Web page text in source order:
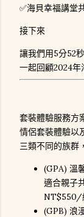
✅海貝幸福講堂
接下來
讓我們用5分52
一起回顧2024年
套裝體驗服務方
情侶套裝體驗以
三類不同的族群
(GPA) 溫
適合親子
NT$550/
(GPB) 浪